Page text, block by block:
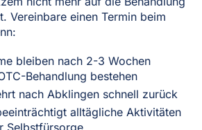
Vereinbare einen Termin beim
bleiben nach 2-3 Wochen
Behandlung bestehen
nach Abklingen schnell zurück
alltägliche Aktivitäten
Selbstfürsorge